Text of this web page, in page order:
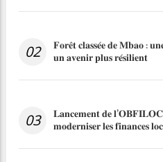
02 𝐅𝐨𝐫𝐞̂𝐭 𝐜𝐥𝐚𝐬𝐬𝐞́𝐞 𝐝𝐞 𝐌𝐛𝐚𝐨 :
𝐮𝐧 𝐚𝐯𝐞𝐧𝐢𝐫 𝐩𝐥𝐮𝐬 𝐫𝐞́𝐬𝐢𝐥𝐢𝐞𝐧𝐭
03 𝐋𝐚𝐧𝐜𝐞𝐦𝐞𝐧𝐭 𝐝𝐞 𝐥’𝐎𝐁𝐅𝐈𝐋𝐎𝐂
𝐦𝐨𝐝𝐞𝐫𝐧𝐢𝐬𝐞𝐫 𝐥𝐞𝐬 𝐟𝐢𝐧𝐚𝐧𝐜𝐞𝐬